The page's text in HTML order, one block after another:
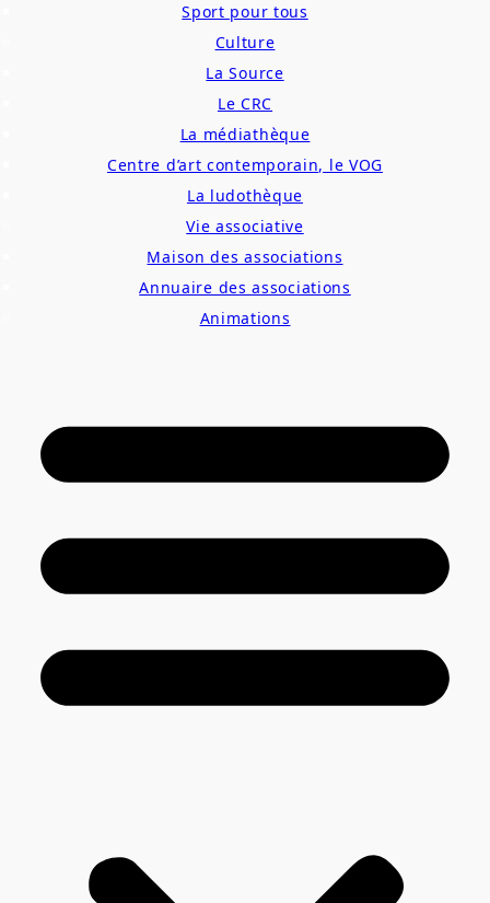
Sport pour tous
Culture
La Source
Le CRC
La médiathèque
Centre d’art contemporain, le VOG
La ludothèque
Vie associative
Maison des associations
Annuaire des associations
Animations